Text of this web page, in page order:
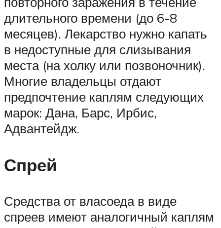
длительного времени (до 6-8
месяцев). Лекарство нужно капать
в недоступные для слизывания
места (на холку или позвоночник).
Многие владельцы отдают
предпочтение каплям следующих
марок: Дана, Барс, Ирбис,
Адвантейдж.
Спрей
Средства от власоеда в виде
спреев имеют аналогичный каплям